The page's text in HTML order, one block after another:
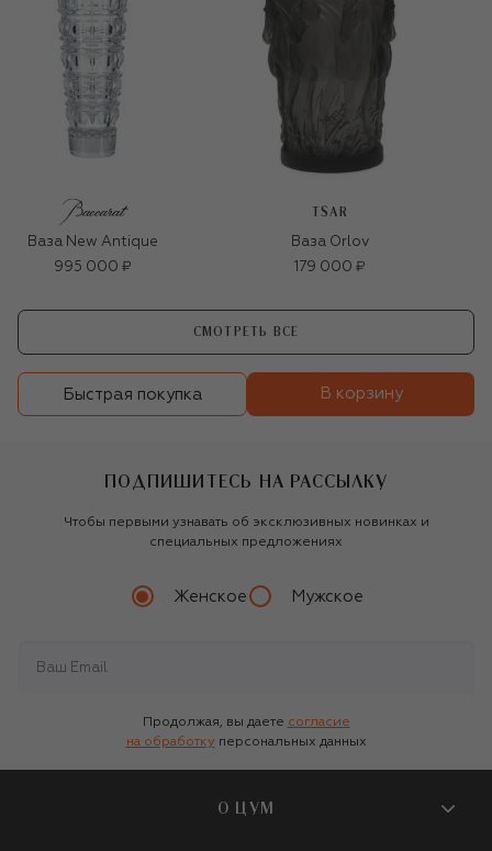
Ваза New Antique
995 000 ₽
TSAR
Ваза Orlov
179 000 ₽
СМОТРЕТЬ ВСЕ
Быстрая покупка В корзину
ПОДПИШИТЕСЬ НА РАССЫЛКУ
Чтобы первыми узнавать об эксклюзивных новинках и
специальных предложениях
Женское Мужское
Продолжая, вы даете согласие
на обработку персональных данных
О ЦУМ